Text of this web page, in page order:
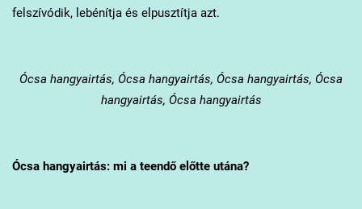
felszívódik, lebénítja és elpusztítja azt.
Ócsa hangyairtás, Ócsa hangyairtás, Ócsa hangyairtás, Ócsa
hangyairtás, Ócsa hangyairtás
Ócsahangyairtás: mi a teendő előtte utána?